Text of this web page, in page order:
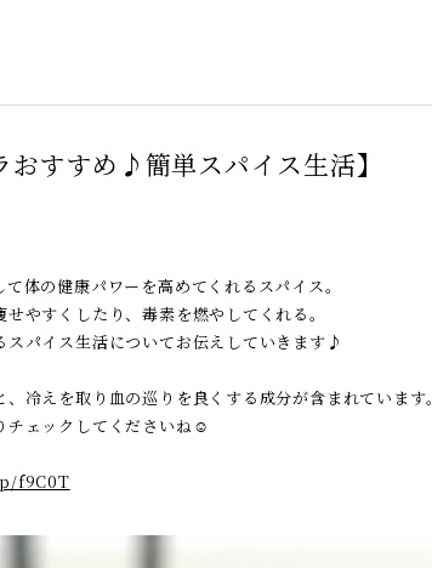
おすすめ♪簡単スパイス生活】
体の健康パワーを高めてくれるスパイス。
やすくしたり、毒素を燃やしてくれる。
スパイス生活についてお伝えしていきます♪
、冷えを取り血の巡りを良くする成分が含まれています。
チェックしてくださいね☺
f9C0T